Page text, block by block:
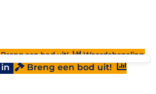
een bod uit! Waardebepaling
Breng een bod uit!